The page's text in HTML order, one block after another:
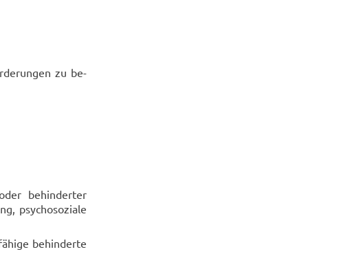
zu be­
be­hin­der­ter
psy­cho­so­zia­le
be­hin­der­te